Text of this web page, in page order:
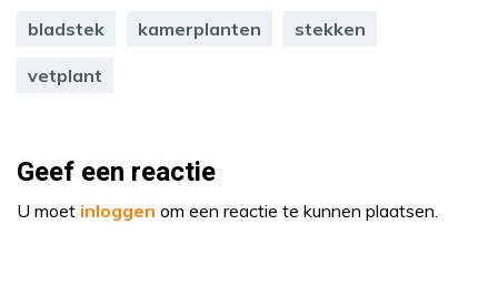
bladstek kamerplanten stekken
vetplant
Geef een reactie
U moet inloggen om een reactie te kunnen plaatsen.